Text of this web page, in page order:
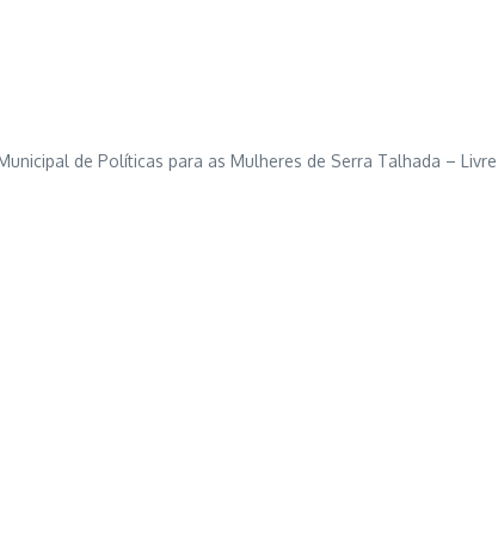
de Políticas para as Mulheres de Serra Talhada – Livre